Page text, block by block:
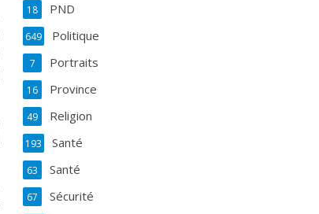
PND
18
Politique
649
Portraits
7
Province
16
Religion
49
Santé
193
Santé
63
Sécurité
67